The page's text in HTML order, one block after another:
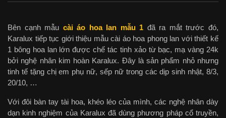
Bên cạnh mẫu cài áo hoa lan mẫu 1 đã ra mắt trước đó,
Karalux tiếp tục giới thiệu mẫu cài áo hoa phong lan với thiết kế
1 bông hoa lan lớn được chế tác tinh xảo từ bạc, mạ vàng 24k
bởi nghệ nhân kim hoàn Karalux. Đây là sản phẩm nhỏ nhưng
tinh tế tặng chị em phụ nữ, sếp nữ trong các dịp sinh nhật, 8/3,
20/10, …
Với đôi bàn tay tài hoa, khéo léo của mình, các nghệ nhân dày
dạn kinh nghiệm của Karalux đã dùng phương pháp cổ truyền,